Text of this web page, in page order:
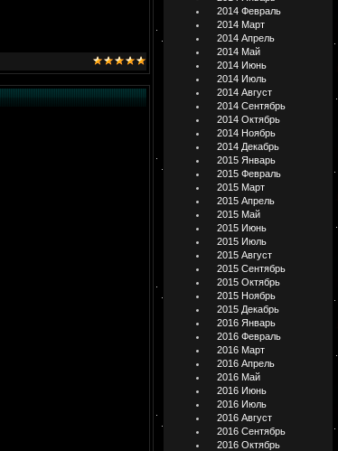
2014 Февраль
2014 Март
2014 Апрель
2014 Май
2014 Июнь
2014 Июль
2014 Август
2014 Сентябрь
2014 Октябрь
2014 Ноябрь
2014 Декабрь
2015 Январь
2015 Февраль
2015 Март
2015 Апрель
2015 Май
2015 Июнь
2015 Июль
2015 Август
2015 Сентябрь
2015 Октябрь
2015 Ноябрь
2015 Декабрь
2016 Январь
2016 Февраль
2016 Март
2016 Апрель
2016 Май
2016 Июнь
2016 Июль
2016 Август
2016 Сентябрь
2016 Октябрь